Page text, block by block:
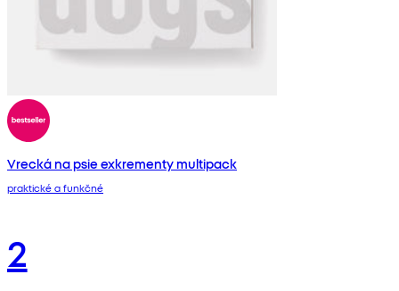
Vrecká na psie exkrementy multipack
praktické a funkčné
2